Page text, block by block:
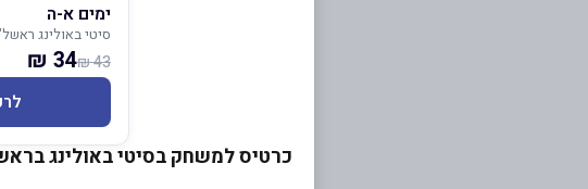
ימים א-ה
סיטי באולינג
43 ₪
34 ₪
כרטיס למשחק בסיטי באולינג